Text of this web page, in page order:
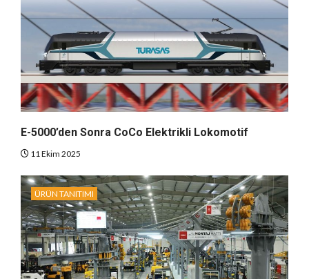
E-5000’den Sonra CoCo Elektrikli Lokomotif
11 Ekim 2025
ÜRÜN TANITIMI